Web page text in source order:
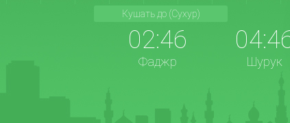
Кушать до (Сухур)
02:46
Фаджр Шурук